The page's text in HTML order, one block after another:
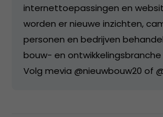
internettoepassingen en
worden er nieuwe inzichten,
personen en bedrijven
bouw- en
Volg mevia @nieuwbouw20 of